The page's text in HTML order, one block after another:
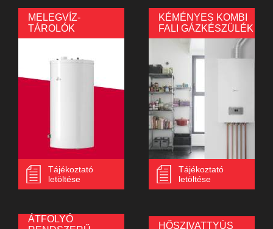
MELEGVÍZ-
TÁROLÓK
Tájékoztató
letöltése
KÉMÉNYES KOMBI
FALI GÁZKÉSZÜLÉK
Tájékoztató
letöltése
ÁTFOLYÓ
HŐSZIVATTYÚS